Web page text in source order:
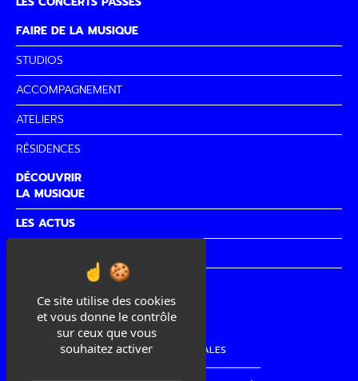
Ce site utilise des cookies
et vous donne le contrôle
sur ceux que vous
souhaitez activer
FAIRE DE LA MUSIQUE
STUDIOS
ACCOMPAGNEMENT
ATELIERS
RÉSIDENCES
DÉCOUVRIR
LA MUSIQUE
LES ACTUS
LA MUSIQUE
MENTIONS LÉGALES